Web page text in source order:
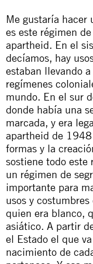
Me gustaría hacer
es este régimen
apartheid. En el
decíamos, hay
estaban llevando
regímenes
mundo. En el sur
donde había una
marcada, y era
apartheid de 1948
formas y la
sostiene todo este
un régimen de
importante para
usos y
quien era blanco,
asiático. A partir
el Estado el que
nacimiento de